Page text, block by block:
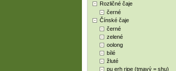
Rozličné čaje
černé
Čínské čaje
černé
zelené
oolong
bílé
žluté
pu erh ripe (tmavý = shu)